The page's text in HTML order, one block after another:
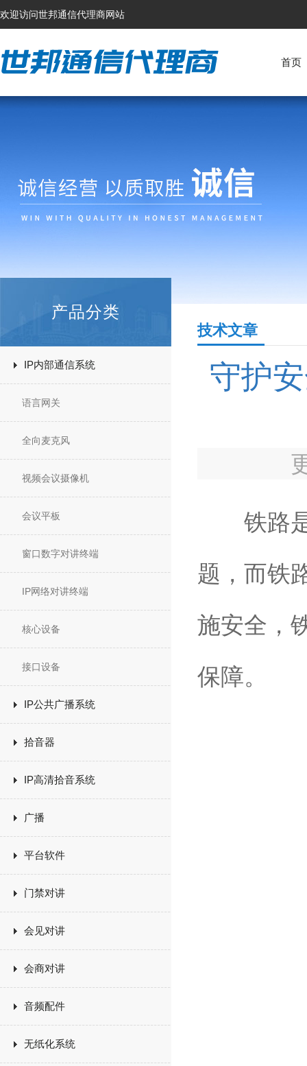
欢迎访问世邦通信代理商网站
首页
产品分类
IP内部通信系统
语言网关
全向麦克风
视频会议摄像机
会议平板
窗口数字对讲终端
IP网络对讲终端
核心设备
接口设备
IP公共广播系统
拾音器
IP高清拾音系统
广播
平台软件
门禁对讲
会见对讲
会商对讲
音频配件
无纸化系统
技术文章
守护
铁路是
题，而铁
施安全，
保障。